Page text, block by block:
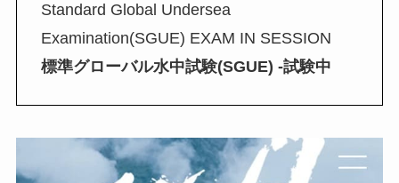
Standard Global Undersea
Examination(SGUE) EXAM IN SESSION
標準グローバル水中試験(SGUE) -試験中